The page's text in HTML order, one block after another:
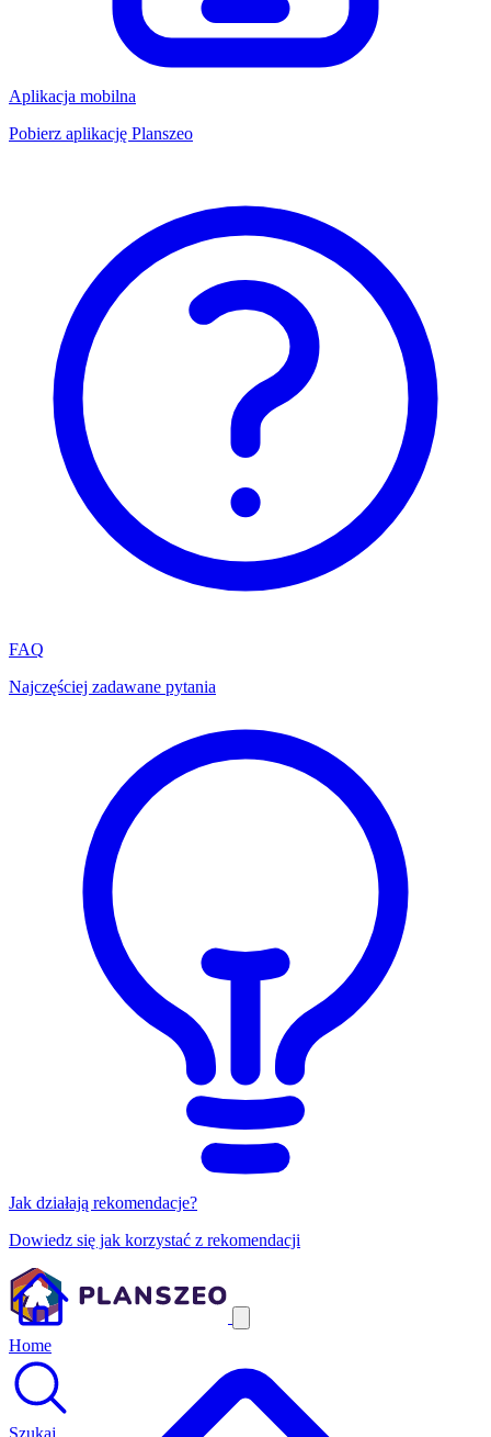
Aplikacja mobilna
Pobierz aplikację Planszeo
FAQ
Najczęściej zadawane pytania
Jak działają rekomendacje?
Dowiedz się jak korzystać z rekomendacji
Home
Szukaj